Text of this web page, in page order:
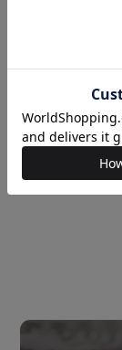
UVカット加
原産国
中国
があるため
さい。
154cm